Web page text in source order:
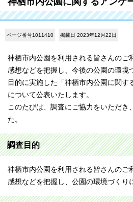
ページ番号1011410 掲載日 2023年12月22日
神栖市内公園を利用される皆さんのご
感想などを把握し、今後の公園の環境
目的に実施した「神栖市内公園に関す
について公表いたします。
このたびは、調査にご協力をいただき
た。
調査目的
神栖市内公園を利用される皆さんのご
感想などを把握し、公園の環境づくり